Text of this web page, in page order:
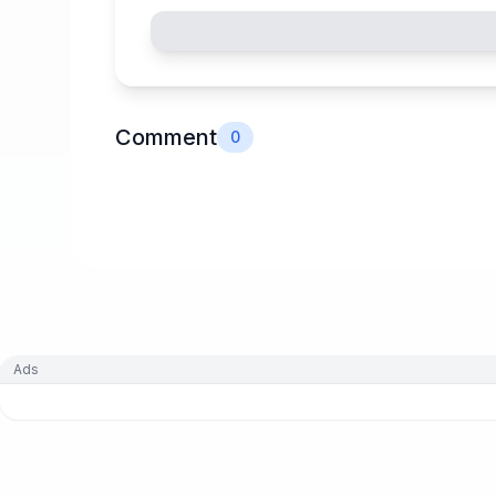
Comment 0
Ads